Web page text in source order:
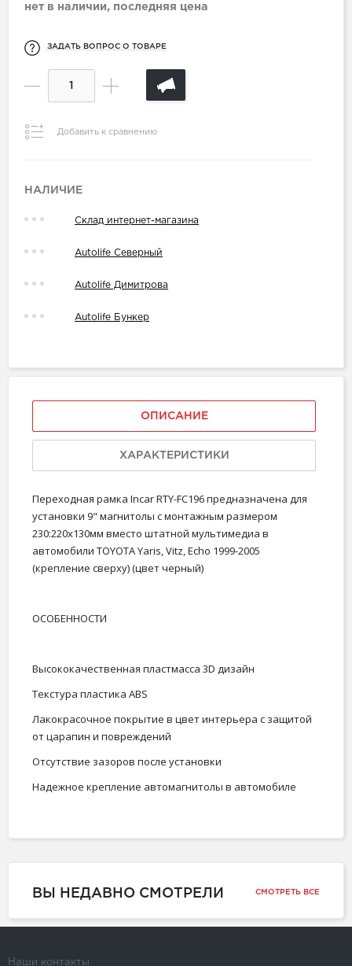
нет в наличии, последняя цена
ЗАДАТЬ ВОПРОС О ТОВАРЕ
Добавить к сравнению
НАЛИЧИЕ
Склад интернет-магазина
Autolife Северный
Autolife Димитрова
Autolife Бункер
ОПИСАНИЕ
ХАРАКТЕРИСТИКИ
Переходная рамка Incar RTY-FC196 предназначена для
установки 9" магнитолы с монтажным размером
230:220х130мм вместо штатной мультимедиа в
автомобили TOYOTA Yaris, Vitz, Echo 1999-2005
(крепление сверху) (цвет черный)
ОСОБЕННОСТИ
Высококачественная пластмасса 3D дизайн
Текстура пластика ABS
Лакокрасочное покрытие в цвет интерьера c защитой
от царапин и повреждений
Отсутствие зазоров после установки
Надежное крепление автомагнитолы в автомобиле
ВЫ НЕДАВНО СМОТРЕЛИ СМОТРЕТЬ ВСЕ
Наши контакты